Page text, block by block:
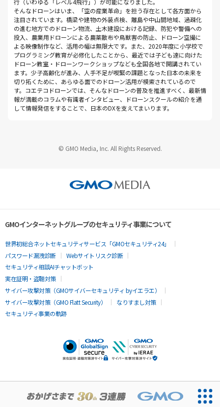
行（いわゆる「レベル4飛行」）が可能になりました。
そんなドローンはいま、「空の産業革命」を担う存在として各方面から
注目されています。橋梁や建物の外装点検、離島や中山間地域、過疎化
の進む地方でのドローン物流、土木建設における記録、防犯や警備への
投入、農業用ドローンによる農薬散布や鳥獣害の防止、ドローン空撮に
よる映像制作など、活用の幅は無限大です。また、2020年度に小学校で
プログラミング教育が必修化したことから、最近では子ども達に向けた
ドローン教室・ドローンワークショップなども全国各地で開講されてい
ます。少子高齢化が進み、人手不足が喫緊の課題となった日本の未来を
切り拓くために、あらゆる面でのドローン活用が模索されているので
す。コエテコドローンでは、そんなドローンの普及を推進すべく、最新情
報が満載のコラムや有識者インタビュー、ドローンスクールの紹介を通
して情報発信をすることで、日本のDXを支えてまいります。
© GMO Media, Inc. All Rights Reserved.
GMOインターネットグループのセキュリティ事業について
世界初総合ネットセキュリティサービス「GMOセキュリティ24」
パスワード漏洩診断
Webサイトリスク診断
セキュリティ相談AIチャットボット
実在証明・盗聴対策
サイバー攻撃対策（GMOサイバーセキュリティ byイエラエ）
サイバー攻撃対策（GMO Flatt Security）
なりすまし対策
セキュリティ事業の軌跡